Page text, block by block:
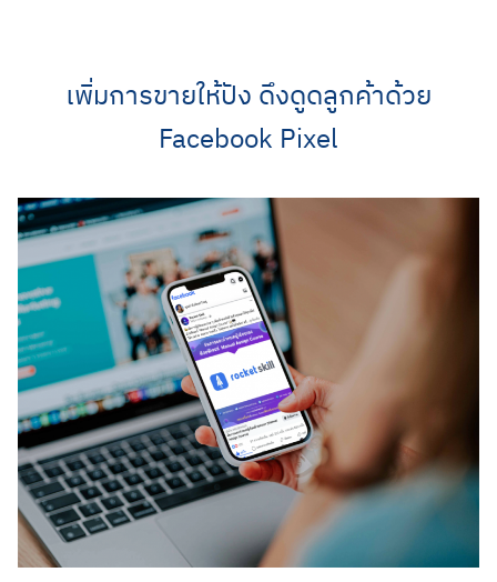
เพิ่มการขายให้ปัง ดึงดูดลูกค้าด้วย
Facebook Pixel